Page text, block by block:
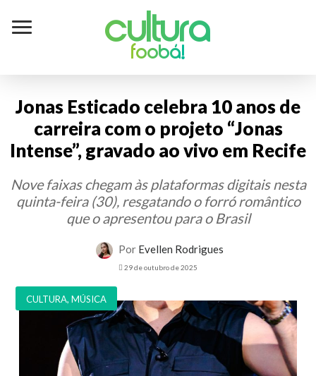
Cultura
foobá!
Jonas Esticado celebra 10 anos de
carreira com o projeto “Jonas
Intense”, gravado ao vivo em Recife
Nove faixas chegam às plataformas digitais nesta
quinta-feira (30), resgatando o forró romântico
que o apresentou para o Brasil
Por Evellen Rodrigues
29 de outubro de 2025
CULTURA,MÚSICA